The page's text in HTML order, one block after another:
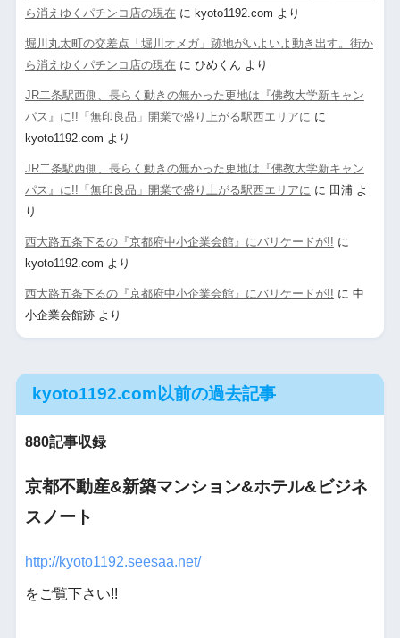
ら消えゆくパチンコ店の現在 に kyoto1192.com より
堀川丸太町の交差点「堀川オメガ」跡地がいよいよ動き出す。街か
ら消えゆくパチンコ店の現在 に ひめくん より
JR二条駅西側、長らく動きの無かった更地は『佛教大学新キャン
パス』に!!「無印良品」開業で盛り上がる駅西エリアに に
kyoto1192.com より
JR二条駅西側、長らく動きの無かった更地は『佛教大学新キャン
パス』に!!「無印良品」開業で盛り上がる駅西エリアに に 田浦よ
り
西大路五条下るの『京都府中小企業会館』にバリケードが!! に
kyoto1192.com より
西大路五条下るの『京都府中小企業会館』にバリケードが!! に 中
小企業会館跡より
kyoto1192.com以前の過去記事
880記事収録
京都不動産&新築マンション&ホテル&ビジネ
スノート
http://kyoto1192.seesaa.net/
をご覧下さい!!